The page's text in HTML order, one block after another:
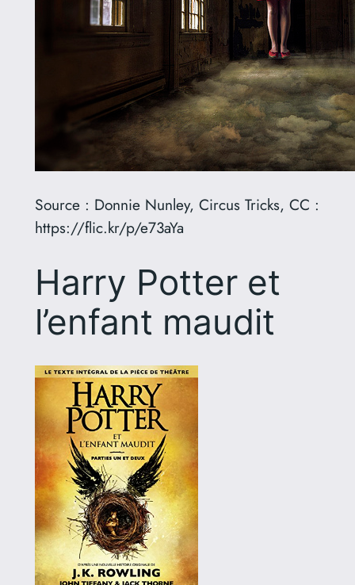
Source : Donnie Nunley, Circus Tricks, CC :
https://flic.kr/p/e73aYa
Harry Potter et
l’enfant maudit